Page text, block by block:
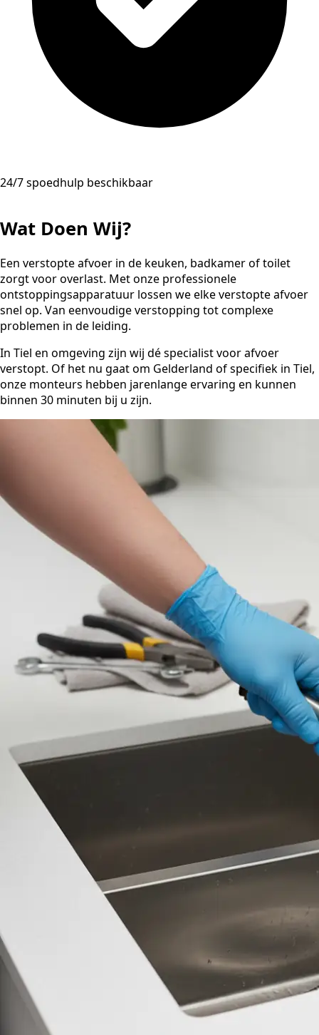
24/7 spoedhulp beschikbaar
Wat Doen Wij?
Een verstopte afvoer in de keuken, badkamer of toilet
zorgt voor overlast. Met onze professionele
ontstoppingsapparatuur lossen we elke verstopte afvoer
snel op. Van eenvoudige verstopping tot complexe
problemen in de leiding.
In Tiel en omgeving zijn wij dé specialist voor afvoer
verstopt. Of het nu gaat om Gelderland of specifiek in Tiel,
onze monteurs hebben jarenlange ervaring en kunnen
binnen 30 minuten bij u zijn.